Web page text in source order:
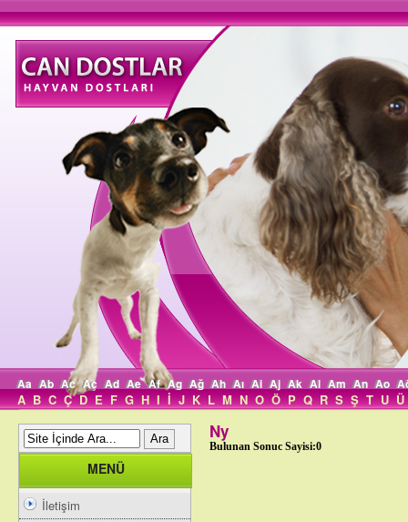
Aa Ab Ac Aç Ad Ae Af Ag Ağ Ah Aı Ai Aj Ak Al Am An Ao
A B C Ç D E F G H I İ J K L M N O Ö P Q R S Ş T U Ü
MENÜ
İletişim
Ny
Bulunan Sonuc Sayisi:0